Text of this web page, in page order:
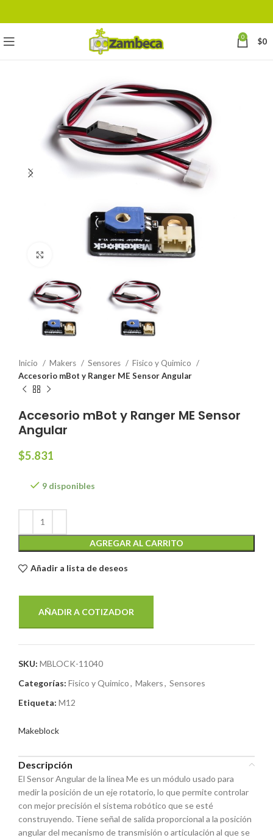
0 $0
Click to enlarge
Inicio Makers Sensores
Fisico y Quimico
Accesorio mBot y Ranger ME Sensor Angular
Accesorio mBot y Ranger ME Sensor
Angular
$5.831
9 disponibles
AGREGAR AL CARRITO
Añadir a lista de deseos
AÑADIR A COTIZADOR
SKU: MBLOCK-11040
Categorías: Fisico y Quimico, Makers, Sensores
Etiqueta: M12
Makeblock
Descripción
El Sensor Angular de la linea Me es un módulo usado para
medir la posición de un eje rotatorio, lo que permite controlar
con mejor precisión el sistema robótico que se esté
construyendo. Tiene señal de salida proporcional a la posición
angular del mecanismo de transmisión o articulación al que se